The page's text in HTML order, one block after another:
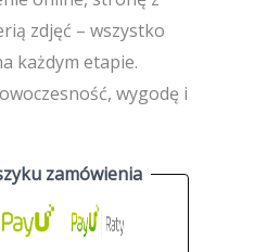
zdjęć – wszystko
każdym etapie.
wygodę i
- wszystkie dostępne w koszyku zamówienia